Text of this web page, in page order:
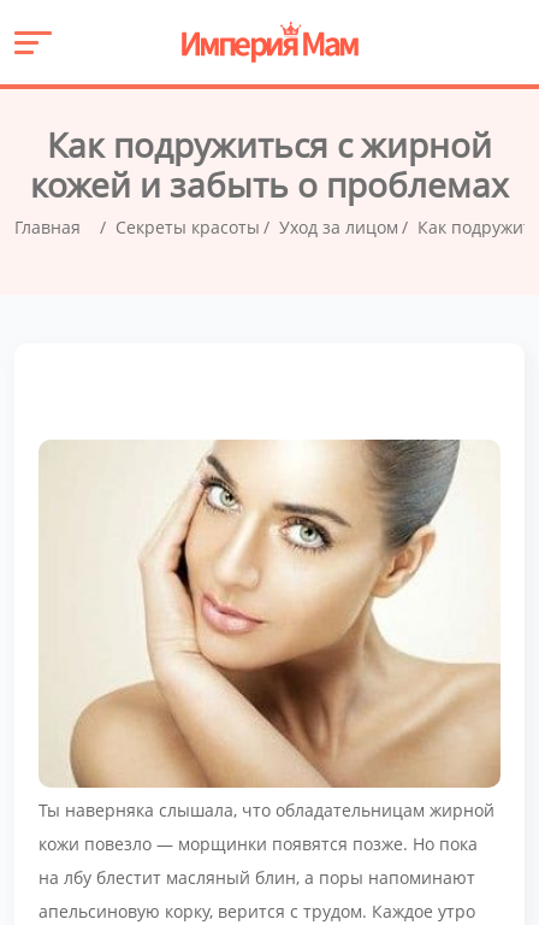
Как подружиться с жирной
кожей и забыть о проблемах
Главная Секреты красоты Уход за лицом Как
Ты наверняка слышала, что обладательницам жирной
кожи повезло — морщинки появятся позже. Но пока
на лбу блестит масляный блин, а поры напоминают
апельсиновую корку, верится с трудом. Каждое утро